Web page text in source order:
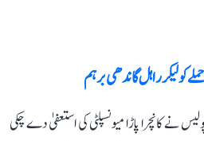
کو لیکر راہل گاندھی برہم
نے کانچرا پاڑا میونسپلٹی کی استعفیٰ دے چکی